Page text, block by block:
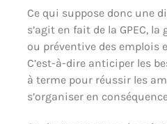
Ce qui suppose donc une
s’agit en fait de la GPEC,
ou préventive des emplois
C’est-à-dire anticiper les
à terme pour réussir les
s’organiser en